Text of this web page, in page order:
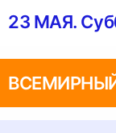
23 МАЯ.